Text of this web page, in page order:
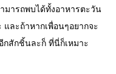
มารถพบได้ทั้งอาหารตะวัน
ละถ้าหากเพื่อนๆอยากจะ
กสักชิ้นละก็ ที่นี่ก็เหมาะ